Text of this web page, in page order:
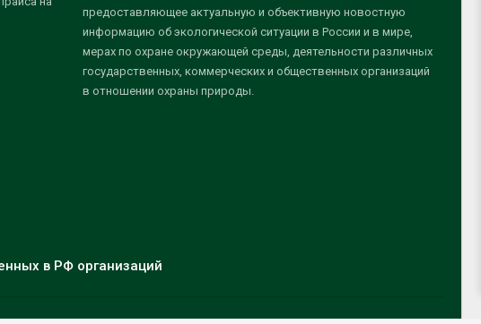
предоставляющее актуальную и объективную новостную
информацию об экологической ситуации в России и в мире,
мерах по охране окружающей среды, деятельности различных
государственных, коммерческих и общественных организаций
в отношении охраны природы.
в РФ организаций